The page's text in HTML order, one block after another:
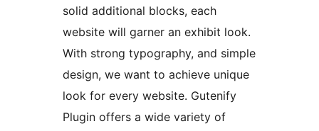
solid additional blocks, each
website will garner an exhibit look.
With strong typography, and simple
design, we want to achieve unique
look for every website. Gutenify
Plugin offers a wide variety of